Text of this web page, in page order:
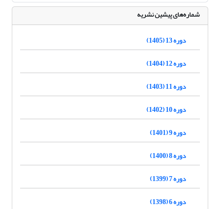
شماره‌های پیشین نشریه
دوره 13 (1405)
دوره 12 (1404)
دوره 11 (1403)
دوره 10 (1402)
دوره 9 (1401)
دوره 8 (1400)
دوره 7 (1399)
دوره 6 (1398)